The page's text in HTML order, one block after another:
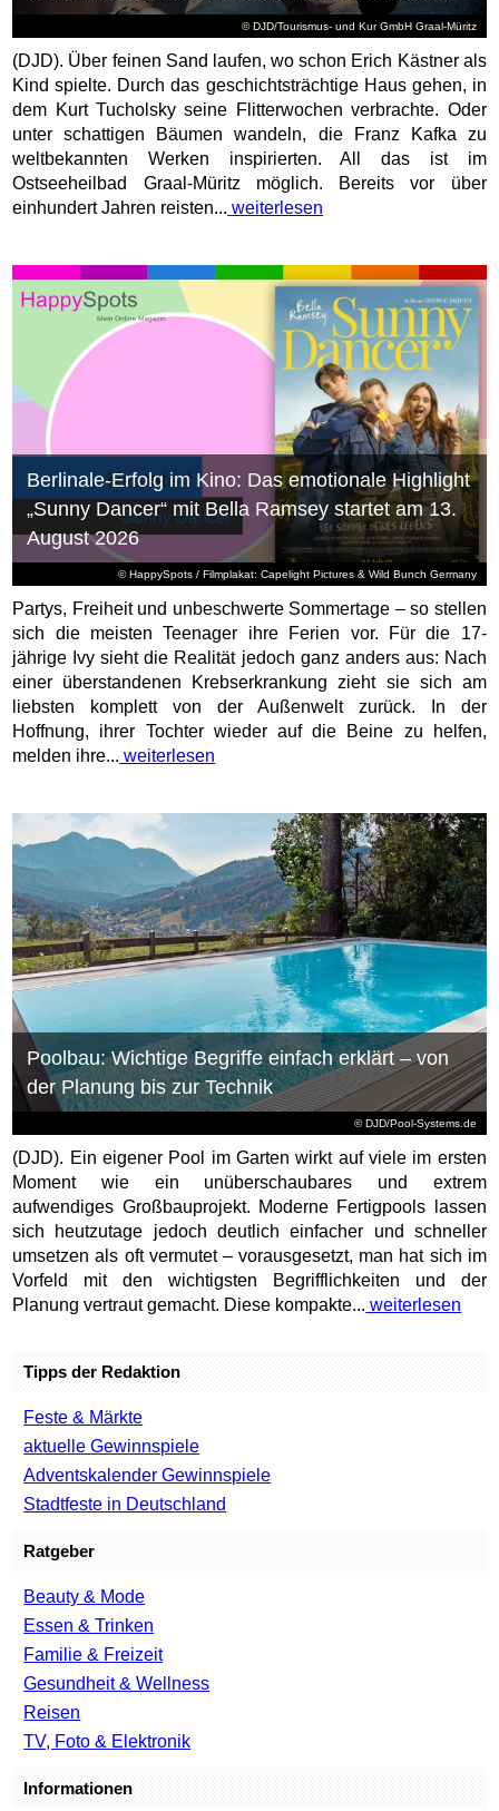
© DJD/Tourismus- und Kur GmbH Graal-Müritz
(DJD). Über feinen Sand laufen, wo schon Erich Kästner als
Kind spielte. Durch das geschichtsträchtige Haus gehen, in
dem Kurt Tucholsky seine Flitterwochen verbrachte. Oder
unter schattigen Bäumen wandeln, die Franz Kafka zu
weltbekannten Werken inspirierten. All das ist im
Ostseeheilbad Graal-Müritz möglich. Bereits vor über
einhundert Jahren reisten... weiterlesen
© HappySpots / Filmplakat: Capelight Pictures & Wild Bunch Germany
Berlinale-Erfolg im Kino: Das emotionale Highlight
„Sunny Dancer“ mit Bella Ramsey startet am 13.
August 2026
Partys, Freiheit und unbeschwerte Sommertage – so stellen
sich die meisten Teenager ihre Ferien vor. Für die 17-
jährige Ivy sieht die Realität jedoch ganz anders aus: Nach
einer überstandenen Krebserkrankung zieht sie sich am
liebsten komplett von der Außenwelt zurück. In der
Hoffnung, ihrer Tochter wieder auf die Beine zu helfen,
melden ihre... weiterlesen
© DJD/Pool-Systems.de
Poolbau: Wichtige Begriffe einfach erklärt – von
der Planung bis zur Technik
(DJD). Ein eigener Pool im Garten wirkt auf viele im ersten
Moment wie ein unüberschaubares und extrem
aufwendiges Großbauprojekt. Moderne Fertigpools lassen
sich heutzutage jedoch deutlich einfacher und schneller
umsetzen als oft vermutet – vorausgesetzt, man hat sich im
Vorfeld mit den wichtigsten Begrifflichkeiten und der
Planung vertraut gemacht. Diese kompakte... weiterlesen
Tipps der Redaktion
Feste & Märkte
aktuelle Gewinnspiele
Adventskalender Gewinnspiele
Stadtfeste in Deutschland
Ratgeber
Beauty & Mode
Essen & Trinken
Familie & Freizeit
Gesundheit & Wellness
Reisen
TV, Foto & Elektronik
Informationen